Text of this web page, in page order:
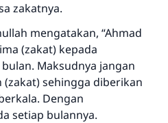
zakatnya.
mengatakan, “Ahmad
(zakat) kepada
Maksudnya jangan
sehingga diberikan
Dengan
setiap bulannya.
1893